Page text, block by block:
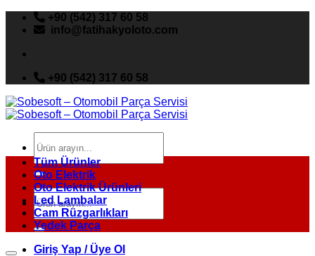
İçeriğe
atla
+90 (542) 317 60 58
info@fatihakyoloto.com
+90 (542) 317 60 58
Ara:
Giriş Yap / Üye Ol
Tüm Ürünler
Oto Elektrik
Oto Elektrik Ürünleri
Led Lambalar
Cam Rüzgarlıkları
Yedek Parça